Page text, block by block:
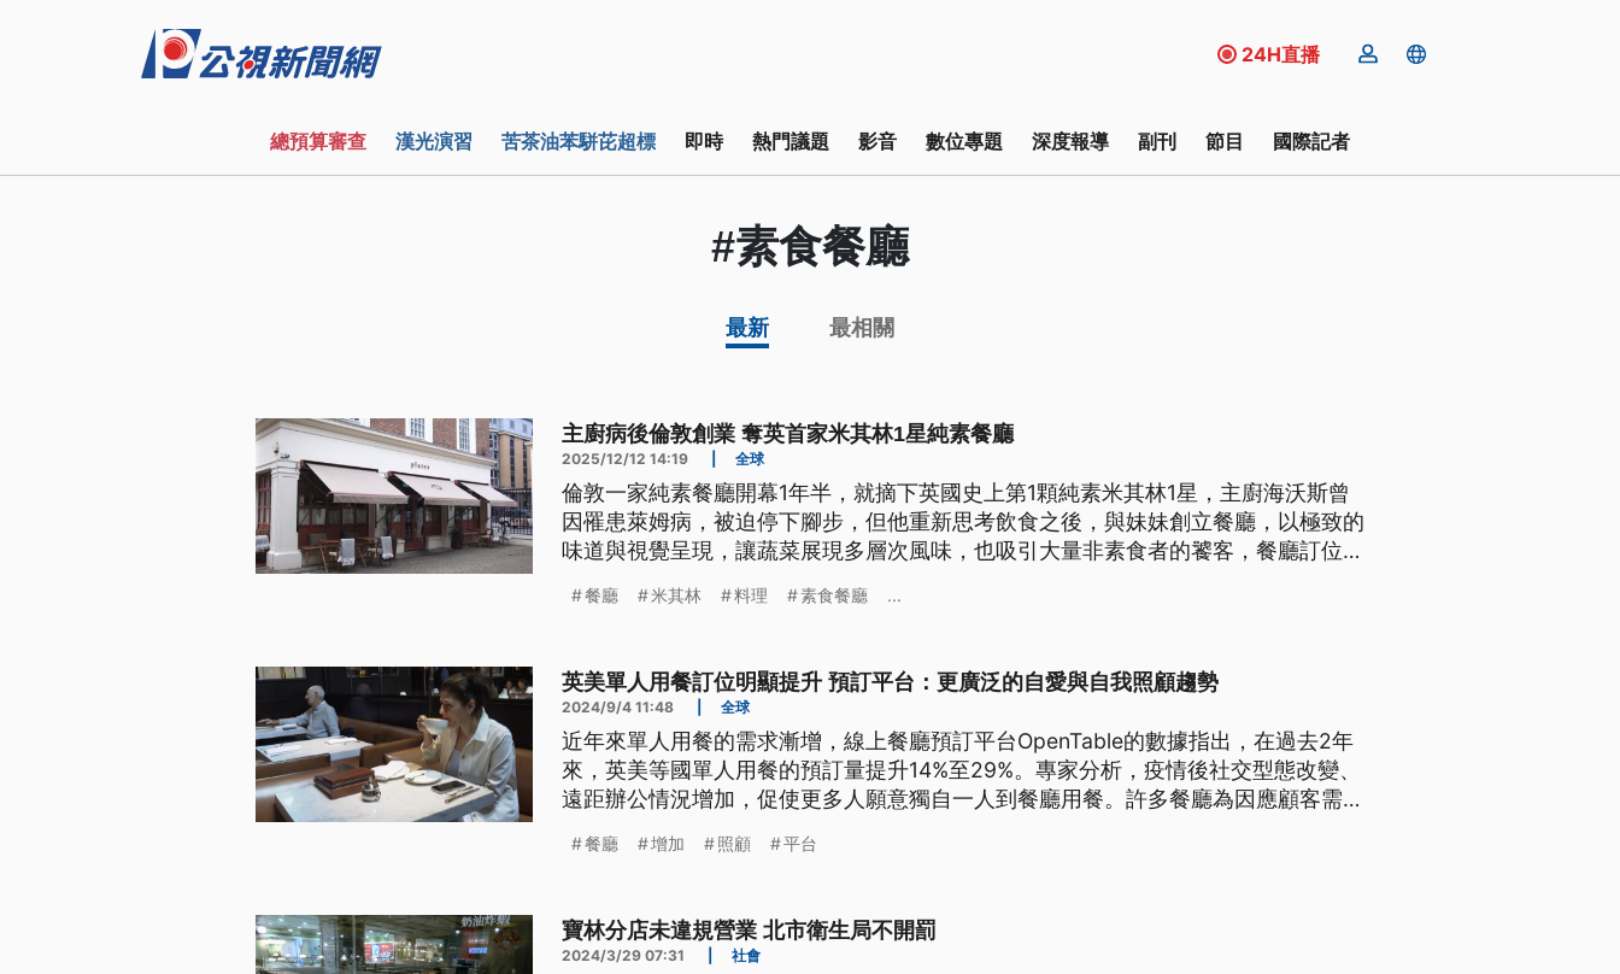
24H直播
總預算審查 漢光演習 苦茶油苯駢芘超標 即時 熱門議題 影音 數位專題 深度報導 副刊 節目 國際記者
#素食餐廳
最新 最相關
主廚病後倫敦創業 奪英首家米其林1星純素餐廳
2025/12/12 14:19 全球
倫敦一家純素餐廳開幕1年半，就摘下英國史上第1顆純素米其林1星，主廚海沃斯曾
因罹患萊姆病，被迫停下腳步，但他重新思考飲食之後，與妹妹創立餐廳，以極致的
味道與視覺呈現，讓蔬菜展現多層次風味，也吸引大量非素食者的饕客，餐廳訂位已
餐廳 米其林 料理 素食餐廳 ...
英美單人用餐訂位明顯提升 預訂平台：更廣泛的自愛與自我照顧趨勢
2024/9/4 11:48 全球
近年來單人用餐的需求漸增，線上餐廳預訂平台OpenTable的數據指出，在過去2年
來，英美等國單人用餐的預訂量提升14%至29%。專家分析，疫情後社交型態改變、
遠距辦公情況增加，促使更多人願意獨自一人到餐廳用餐。許多餐廳為因應顧客需
餐廳 增加 照顧 平台
寶林分店未違規營業 北市衛生局不開罰
2024/3/29 07:31 社會